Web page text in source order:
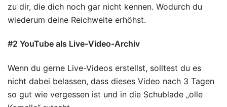
zu dir, die dich noch gar nicht kennen. Wodurch du
wiederum deine Reichweite erhöhst.
#2 YouTube als Live-Video-Archiv
Wenn du gerne Live-Videos erstellst, solltest du es
nicht dabei belassen, dass dieses Video nach 3 Tagen
so gut wie vergessen ist und in die Schublade „olle